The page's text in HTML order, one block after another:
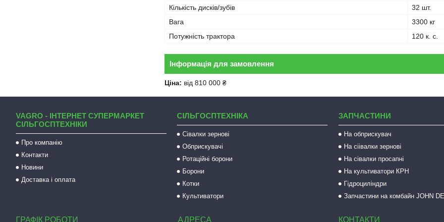
Кількість дисків/зубів
32 шт.
Вага
3300 кг
Потужність трактора
120 к. с.
Інформація для замовлення
Ціна: від 810 000 ₴
VAGRO - ІНТЕРНЕТ СУПЕРМАРКЕТ
СІЛЬГОСПТЕХНІКИ
Про компанію
Контакти
Новини
Доставка і оплата
СІЛЬГОСПТЕХНІКА
Сівалки зернові
Обприскувачі
Ротаційні борони
Борони
Котки
Культиватори
ЗАПЧАСТИНИ
На обприскувач
На сіівалки зернові
На сівалки просапні
На культиватори КРН
Гідроциліндри
Запчастини на комбайн JOHN
ГРАФІК РОБОТИ